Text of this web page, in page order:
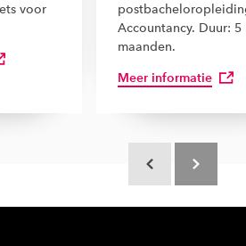
voor
Accountancy. Duur: 5
maanden.
Meer informatie